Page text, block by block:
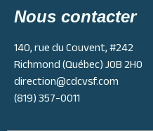
Nous contacter
140, rue du Couvent, #242
Richmond (Québec) J0B 2H0
direction@cdcvsf.com
(819) 357-0011